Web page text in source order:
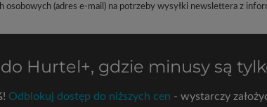
osobowych (adres e-mail) na potrzeby wysyłki newslettera z
Hurtel+, gdzie minusy są
! Odblokuj dostęp do niższych cen - wystarczy